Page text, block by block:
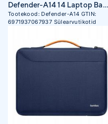
Defender-A14 14 Laptop Bag
(Gray)
Tootekood: Defender-A14 GTIN:
6971937067937 Sülearvutikotid